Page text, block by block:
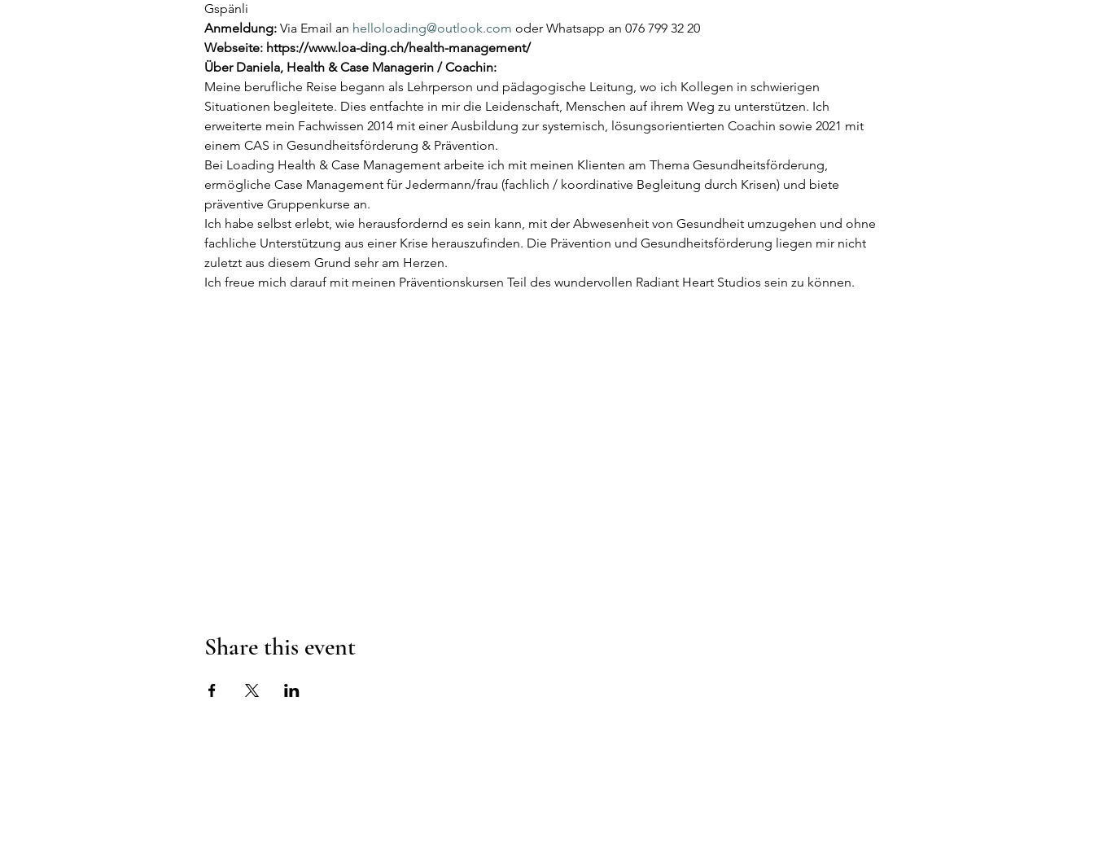
Gspänli
Anmeldung: Via Email an helloloading@outlook.com oder Whatsapp an 076 799 32 20
Webseite: https://www.loa-ding.ch/health-management/
Über Daniela, Health & Case Managerin / Coachin:
Meine berufliche Reise begann als Lehrperson und pädagogische Leitung, wo ich Kollegen in schwierigen
Situationen begleitete. Dies entfachte in mir die Leidenschaft, Menschen auf ihrem Weg zu unterstützen. Ich
erweiterte mein Fachwissen 2014 mit einer Ausbildung zur systemisch, lösungsorientierten Coachin sowie 2021 mit
einem CAS in Gesundheitsförderung & Prävention.
Bei Loading Health & Case Management arbeite ich mit meinen Klienten am Thema Gesundheitsförderung,
ermögliche Case Management für Jedermann/frau (fachlich / koordinative Begleitung durch Krisen) und biete
präventive Gruppenkurse an.
Ich habe selbst erlebt, wie herausfordernd es sein kann, mit der Abwesenheit von Gesundheit umzugehen und ohne
fachliche Unterstützung aus einer Krise herauszufinden. Die Prävention und Gesundheitsförderung liegen mir nicht
zuletzt aus diesem Grund sehr am Herzen.
Ich freue mich darauf mit meinen Präventionskursen Teil des wundervollen Radiant Heart Studios sein zu können.
Share this event